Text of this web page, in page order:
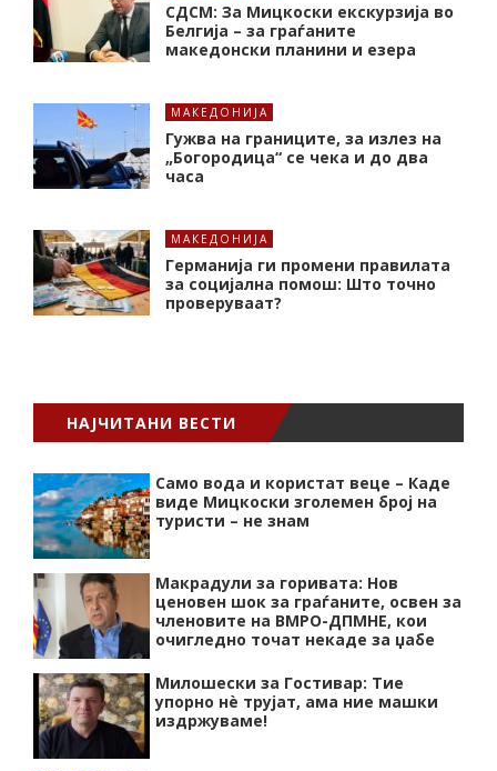
СДСМ: За Мицкоски екскурзија во
Белгија – за граѓаните
македонски планини и езера
МАКЕДОНИЈА
Гужва на границите, за излез на
„Богородица“ се чека и до два
часа
МАКЕДОНИЈА
Германија ги промени правилата
за социјална помош: Што точно
проверуваат?
НАЈЧИТАНИ ВЕСТИ
Само вода и користат веце – Каде
виде Мицкоски зголемен број на
туристи – не знам
Макрадули за горивата: Нов
ценовен шок за граѓаните, освен за
членовите на ВМРО-ДПМНЕ, кои
очигледно точат некаде за џабе
Милошески за Гостивар: Тие
упорно нѐ трујат, ама ние машки
издржуваме!